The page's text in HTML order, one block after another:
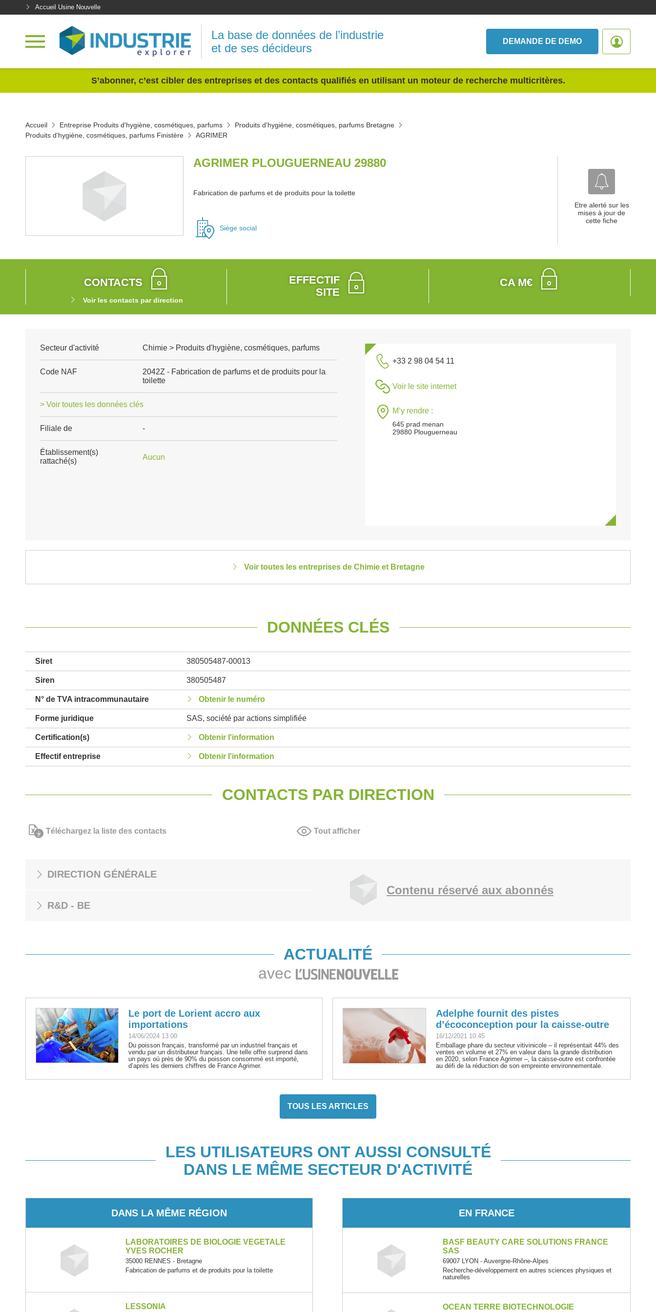
Accueil Usine Nouvelle
La base de données de l’industrie
et de ses décideurs
DEMANDE DE DEMO
S’abonner, c’est cibler des entreprises et des contacts qualifiés en utilisant un moteur de recherche multicritères.
Accueil Entreprise Produits d'hygiène, cosmétiques, parfums
Produits d'hygiène, cosmétiques, parfums Bretagne
Produits d'hygiène, cosmétiques, parfums Finistère
AGRIMER
AGRIMER PLOUGUERNEAU 29880
Fabrication de parfums et de produits pour la toilette
Siège social
Etre alerté sur les
mises à jour de
cette fiche
CONTACTS
Voir les contacts par direction
EFFECTIF
SITE
CA M€
Secteur d'activité Chimie > Produits d'hygiène, cosmétiques, parfums
Code NAF
2042Z - Fabrication de parfums et de produits pour la
toilette
> Voir toutes les données clés
Filiale de -
Établissement(s)
rattaché(s)
Aucun
+33 2 98 04 54 11
Voir le site internet
M’y rendre :
645 prad menan
29880 Plouguerneau
Voir toutes les entreprises de Chimie et Bretagne
DONNÉES CLÉS
Siret 380505487-00013
Siren 380505487
N° de TVA intracommunautaire Obtenir le numéro
Forme juridique SAS, société par actions simplifiée
Certification(s) Obtenir l'information
Effectif entreprise Obtenir l'information
CONTACTS PAR DIRECTION
Téléchargez la liste des contacts Tout afficher
DIRECTION GÉNÉRALE
R&D - BE
Contenu réservé aux abonnés
ACTUALITÉ
avec
Le port de Lorient accro aux
importations
14/06/2024 13:00
Du poisson français, transformé par un industriel français et
vendu par un distributeur français. Une telle offre surprend dans
un pays où près de 90% du poisson consommé est importé,
d’après les derniers chiffres de France Agrimer.
Adelphe fournit des pistes
d’écoconception pour la caisse-outre
16/12/2021 10:45
Emballage phare du secteur vitivinicole – il représentait 44% des
ventes en volume et 27% en valeur dans la grande distribution
en 2020, selon France Agrimer –, la caisse-outre est confrontée
au défi de la réduction de son empreinte environnementale.
TOUS LES ARTICLES
LES UTILISATEURS ONT AUSSI CONSULTÉ
DANS LE MÊME SECTEUR D'ACTIVITÉ
DANS LA MÊME RÉGION
LABORATOIRES DE BIOLOGIE VEGETALE
YVES ROCHER
35000 RENNES - Bretagne
Fabrication de parfums et de produits pour la toilette
LESSONIA
EN FRANCE
BASF BEAUTY CARE SOLUTIONS FRANCE
SAS
69007 LYON - Auvergne-Rhône-Alpes
Recherche-développement en autres sciences physiques et
naturelles
OCEAN TERRE BIOTECHNOLOGIE